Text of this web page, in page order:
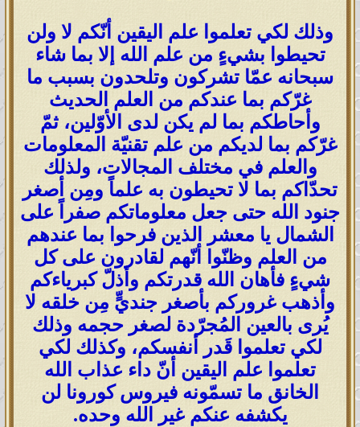
وذلك لكي تعلموا علم اليقين أنّكم لا ولن
تحيطوا بشيءٍ من علم الله إلا بما شاء
سبحانه عمّا تشركون وتلحدون بسبب ما
غرّكم بما عندكم من العلم الحديث
وأحاطكم بما لم يكن لدى الأوّلين، ثمّ
غرّكم بما لديكم من علم تقنيّة المعلومات
والعلم في مختلف المجالات، ولذلك
تحدّاكم بما لا تحيطون به علماً ومِن أصغر
جنود الله حتى جعل معلوماتكم صفراً على
الشمال يا معشر الذين فرحوا بما عندهم
من العلم وظنّوا أنّهم لقادرون على كل
شيءٍ فأهان الله قدرتكم وأذلّ كبرياءكم
وأذهب غروركم بأصغر جنديٍّ مِن خلقه لا
يُرى بالعين المُجرّدة لصغر حجمه وذلك
لكي تعلموا قَدر أنفسكم، وكذلك لكي
تعلموا علم اليقين أنّ داء عذاب الله
الخانق ما تسمّونه فيروس كورونا لن
يكشفه عنكم غير الله وحده.